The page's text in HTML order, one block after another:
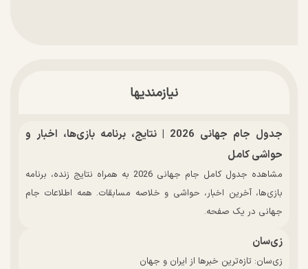
نیازمندیها
جدول جام جهانی 2026 | نتایج، برنامه بازی‌ها، اخبار و
حواشی کامل
مشاهده جدول کامل جام جهانی 2026 به همراه نتایج زنده، برنامه
بازی‌ها، آخرین اخبار، حواشی و خلاصه مسابقات. همه اطلاعات جام
جهانی در یک صفحه.
زی‌سان
زی‌سان: تازه‌ترین خبرها از ایران و جهان